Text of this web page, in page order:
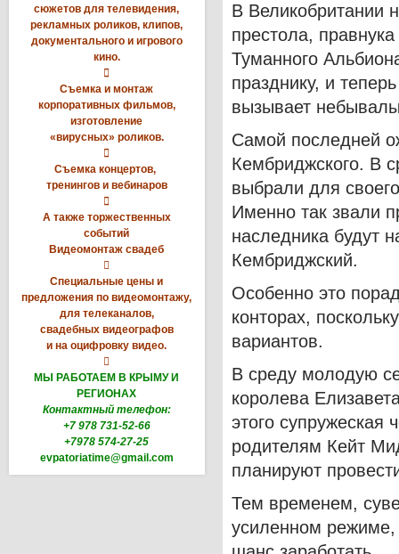
сюжетов для телевидения,
рекламных роликов, клипов,
документального и игрового
кино.

Съемка и монтаж
корпоративных фильмов,
изготовление
«вирусных» роликов.

Съемка концертов,
тренингов и вебинаров

А также торжественных
событий
Видеомонтаж свадеб

Специальные цены и
предложения по видеомонтажу,
для телеканалов,
свадебных видеографов
и на оцифровку видео.

МЫ РАБОТАЕМ В КРЫМУ И
РЕГИОНАХ
Контактный телефон:
+7 978 731-52-66
+7978 574-27-25
evpatoriatime@gmail.com
В Великобритании
престола,
Туманного
празднику, и
вызывает
Самой последней
Кембриджского. В
выбрали для
Именно так звали
наследника будут
Кембриджский.
Особенно это
конторах,
вариантов.
В среду молодую
королева
этого
родителям Кейт
планируют
Тем временем,
усиленном режиме,